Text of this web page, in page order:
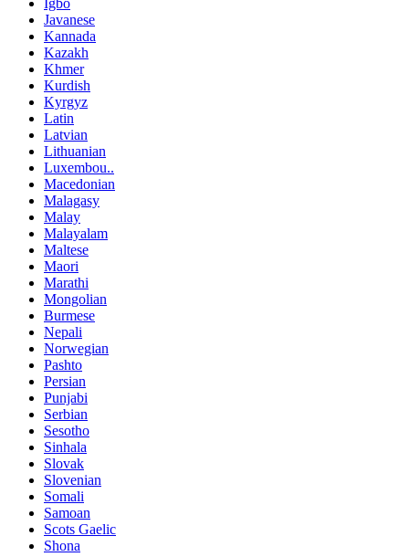
Javanese
Kannada
Kazakh
Khmer
Kurdish
Kyrgyz
Latin
Latvian
Lithuanian
Luxembou..
Macedonian
Malagasy
Malay
Malayalam
Maltese
Maori
Marathi
Mongolian
Burmese
Nepali
Norwegian
Pashto
Persian
Punjabi
Serbian
Sesotho
Sinhala
Slovak
Slovenian
Somali
Samoan
Scots Gaelic
Shona